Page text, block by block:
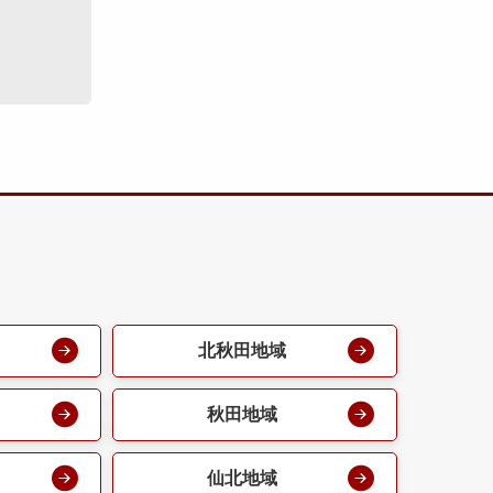
北秋田地域
秋田地域
仙北地域